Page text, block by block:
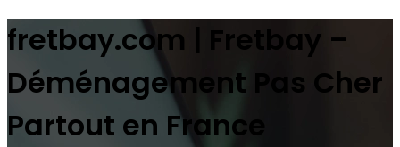
fretbay.com | Fretbay –
Déménagement Pas Cher
Partout en France